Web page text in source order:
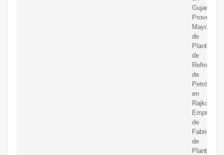
Gujarat,
Proveedor
Mayorista
de
Planta
de
Refinería
de
Petróleo
en
Rajkot,
Empresa
de
de
Plantas